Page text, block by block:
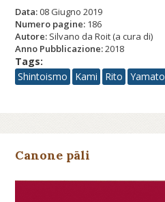
Data:08 Giugno 2019
Numero pagine: 186
Autore: Silvano da Roit (a cura di)
Anno Pubblicazione:2018
Tags:
Shintoismo
Kami Rito Yamato
Canone pāli